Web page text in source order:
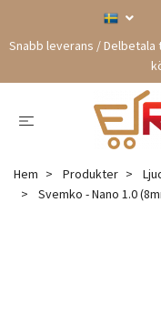
Snabb leverans / Delbetala
Hem Produkter
Svemko - Nano 1.0